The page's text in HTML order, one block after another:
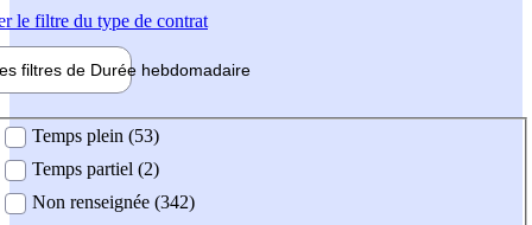
le filtre du type de contrat
filtres de Durée hebdomadaire
Temps plein (53)
Temps partiel (2)
Non renseignée (342)